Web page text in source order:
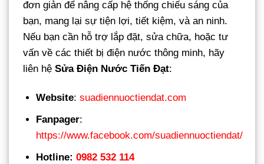
đơn giản để nâng cấp hệ thống chiếu sáng của
bạn, mang lại sự tiện lợi, tiết kiệm, và an ninh.
Nếu bạn cần hỗ trợ lắp đặt, sửa chữa, hoặc tư
vấn về các thiết bị điện nước thông minh, hãy
liên hệ Sửa Điện Nước Tiến Đạt:
Website:suadiennuoctiendat.com
Fanpager:
https://www.facebook.com/suadiennuoctiendat/
Hotline:0982 532 114